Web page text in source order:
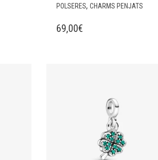
POLSERES, CHARMS PENJATS
69,00€